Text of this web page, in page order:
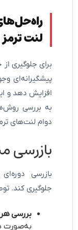
لنت ترمز
برای جلوگیری
پیشگیرانه‌ای
افزایش دهد و
به بررسی
دوام لنت‌های
بازرسی
بازرسی
جلوگیری کند.
بررسی هر ۶ ماه یا ۱۰,۰۰۰ کیلومتر
به‌صورت